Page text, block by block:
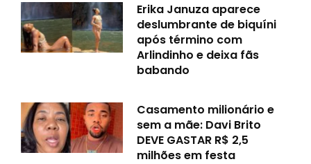
Erika Januza aparece
deslumbrante de biquíni
após término com
Arlindinho e deixa fãs
babando
Casamento milionário e
sem a mãe: Davi Brito
DEVE GASTAR R$ 2,5
milhões em festa